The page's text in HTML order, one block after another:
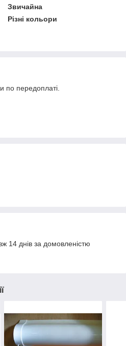
Звичайна
Різні кольори
по передоплаті.
14 днів за домовленістю